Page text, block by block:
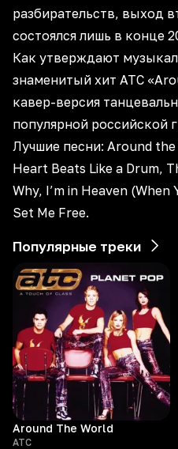
разбирательств, выход
состоялся лишь в конце
Как утверждают
знаменитый хит ATC
кавер-версия
популярной российской
Лучшие песни: Around the
Heart Beats Like a Drum,
Why, I’m in Heaven (When
Set Me Free.
Популярные треки
Around The World
ATC